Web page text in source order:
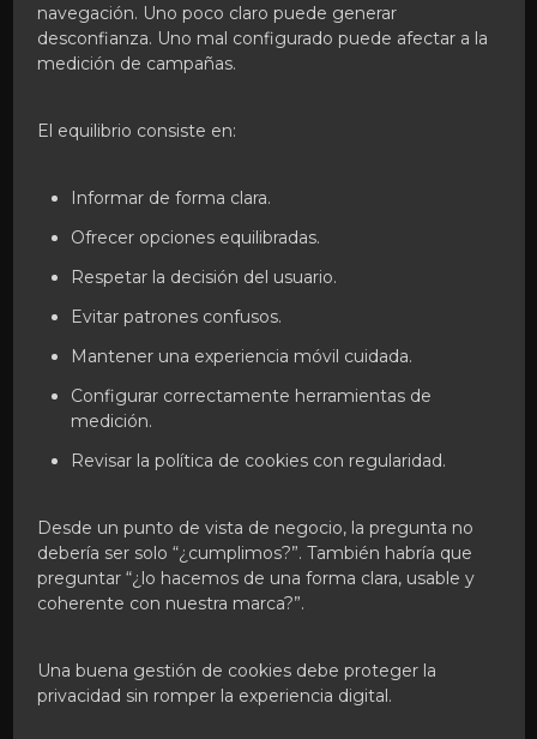
navegación. Uno poco claro puede generar
desconfianza. Uno mal configurado puede afectar a la
medición de campañas.
El equilibrio consiste en:
Informar de forma clara.
Ofrecer opciones equilibradas.
Respetar la decisión del usuario.
Evitar patrones confusos.
Mantener una experiencia móvil cuidada.
Configurar correctamente herramientas de
medición.
Revisar la política de cookies con regularidad.
Desde un punto de vista de negocio, la pregunta no
debería ser solo “¿cumplimos?”. También habría que
preguntar “¿lo hacemos de una forma clara, usable y
coherente con nuestra marca?”.
Una buena gestión de cookies debe proteger la
privacidad sin romper la experiencia digital.